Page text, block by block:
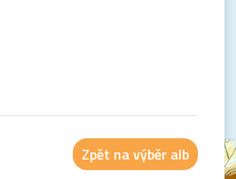
Zpět na výběr alb